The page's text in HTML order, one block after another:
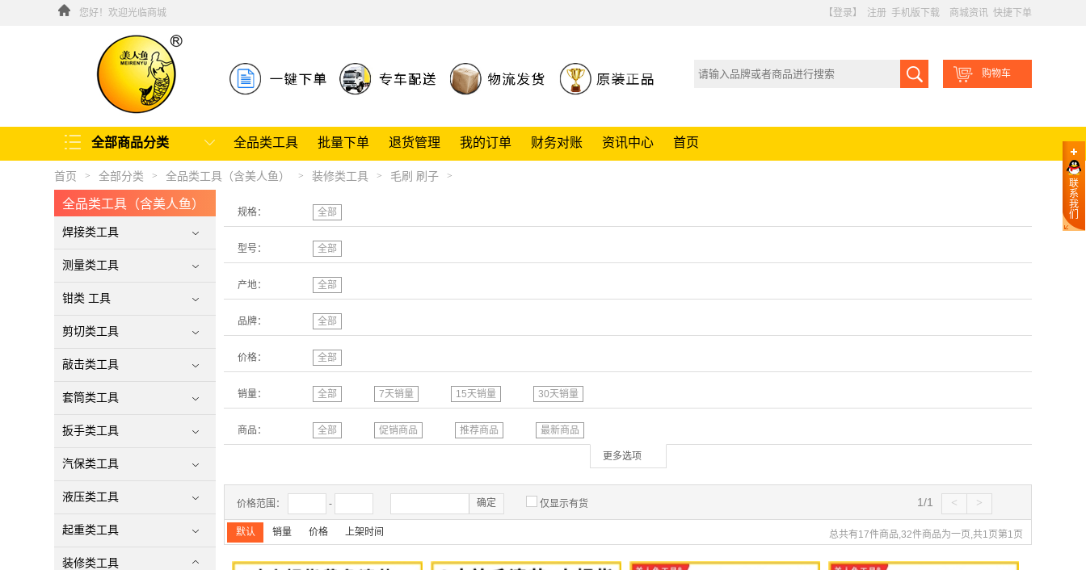
您好！欢迎光临商城 【登录】 注册 手机版下载 商城资讯 快捷下单
购物车
全品类工具 批量下单 退货管理 我的订单 财务对账 资讯中心 首页
全部商品分类
联
系
我
们
首页 > 全部分类 > 全品类工具（含美人鱼） > 装修类工具 > 毛刷 刷子 >
全品类工具（含美人鱼）
焊接类工具
测量类工具
钳类 工具
剪切类工具
敲击类工具
套筒类工具
扳手类工具
汽保类工具
液压类工具
起重类工具
装修类工具
规格： 全部
型号： 全部
产地： 全部
品牌： 全部
价格： 全部
销量： 全部 7天销量 15天销量 30天销量
商品： 全部 促销商品 推荐商品 最新商品
更多选项
价格范围： - 确定 仅显示有货 >
<
1/1
默认 销量 价格 上架时间 总共有17件商品,32件商品为一页,共1页第1页